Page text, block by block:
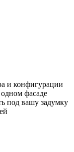
и конфигурации
фасаде
под вашу задумку